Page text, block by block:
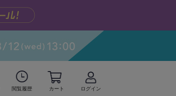
閲覧履歴 カート ログイン